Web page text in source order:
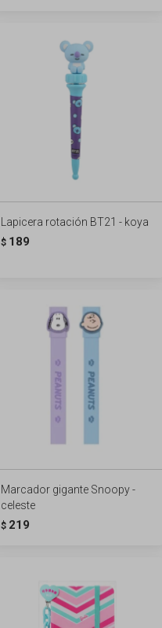
Lapicera rotación BT21 - koya
$ 189
Marcador gigante Snoopy -
celeste
$ 219